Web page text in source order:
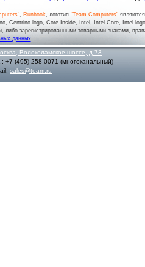
, Runbook, логотип "Team Computers"
Centrino logo, Core Inside, Intel, Intel Core, Intel
зарегистрированными товарными знаками,
данных
Волоколамское шоссе, д.73
+7 (495) 258-0071 (многоканальный)
sales@team.ru